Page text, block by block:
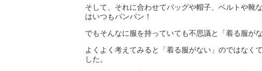
そして、それに合わせてバッグや帽子、ベルトや靴
はいつもパンパン！
でもそんなに服を持っていても不思議と「着る服が
よくよく考えてみると「着る服がない」のではなく
した。